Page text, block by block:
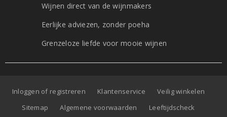
Wijnen direct van de wijnmakers
Eerlijke adviezen, zonder poeha
Grenzeloze liefde voor mooie wijnen
Inloggen of registreren Klantenservice
Veilig winkelen
Sitemap
Algemene voorwaarden
Leeftijdscheck